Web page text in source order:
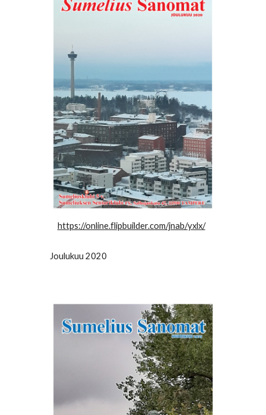
https://online.flipbuilder.com/jnab/yxlx/
Joulukuu 2020